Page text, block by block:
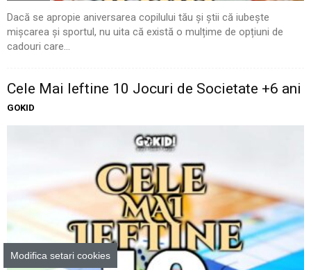
Dacă se apropie aniversarea copilului tău și știi că iubește
mișcarea și sportul, nu uita că există o mulțime de opțiuni de
cadouri care...
Cele Mai Ieftine 10 Jocuri de Societate +6 ani
GOKID
Modifica setari cookies